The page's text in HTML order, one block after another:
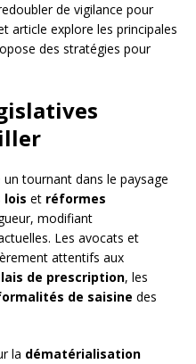
de vigilance pour
article explore les principales
des stratégies pour
un tournant dans le paysage
lois et réformes
modifiant
Les avocats et
attentifs aux
de prescription, les
de saisine des
la dématérialisation